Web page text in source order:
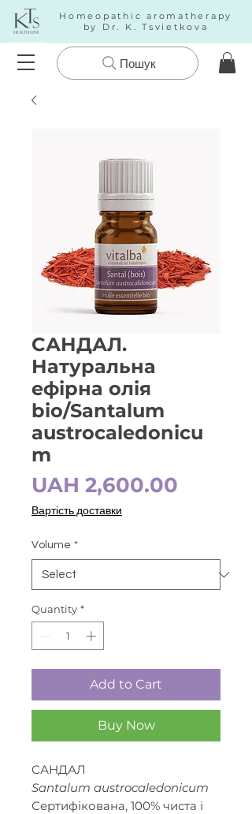
Homeopathic aromatherapy
by Dr. K. Tsvietkova
Пошук
CАНДАЛ.
Натуральна
ефірна олія
bio/Santalum
austrocaledonicu
m
UAH 2,600.00
Вартість доставки
Volume *
Quantity *
Add to Cart
Buy Now
CАНДАЛ
Santalum austrocaledonicum
Сертифікована, 100% чиста і